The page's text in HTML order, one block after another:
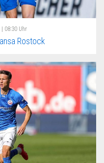
| 08:30 Uhr
Rostock